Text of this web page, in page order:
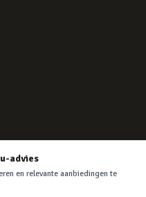
advies
en relevante aanbiedingen te